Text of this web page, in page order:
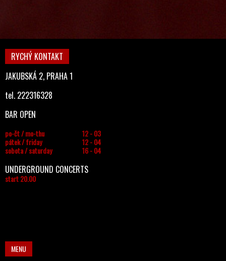
RYCHÝ KONTAKT
JAKUBSKÁ 2, PRAHA 1
tel. 222316328
BAR OPEN
po-čt / mo-thu
12 - 03
pátek / friday
12 - 04
sobota / saturday
16 - 04
UNDERGROUND CONCERTS
start 20.00
MENU